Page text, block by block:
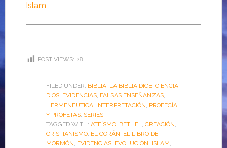
Islam
POST VIEWS: 28
FILED UNDER: BIBLIA: LA BIBLIA DICE, CIENCIA,
DIOS, EVIDENCIAS, FALSAS ENSEÑANZAS,
HERMENÉUTICA, INTERPRETACIÓN, PROFECÍA
Y PROFETAS, SERIES
TAGGED WITH: ATEÍSMO, BETHEL, CREACIÓN,
CRISTIANISMO, EL CORÁN, EL LIBRO DE
MORMÓN, EVIDENCIAS, EVOLUCIÓN, ISLAM,